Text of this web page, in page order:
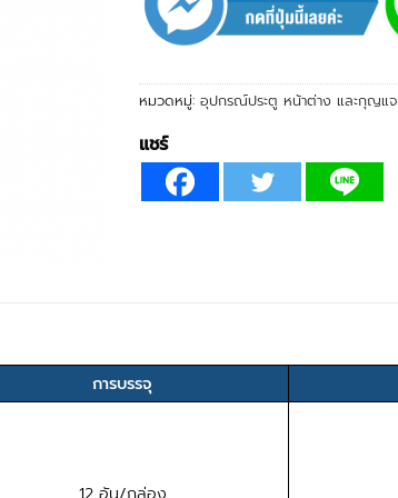
หมวดหมู่: อุปกรณ์ประตู หน้าต่าง และกุญแจ
แชร์
การบรรจุ